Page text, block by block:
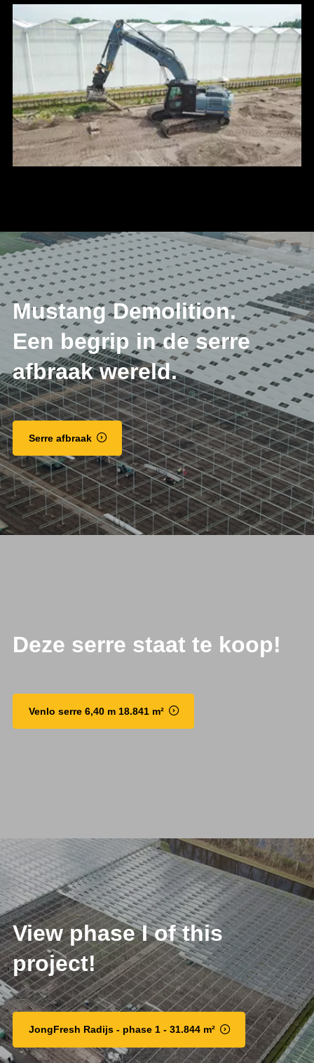
Mustang Demolition.
Een begrip in de serre
afbraak wereld.
Serre afbraak
Deze serre staat te koop!
Venlo serre 6,40 m 18.841 m²
View phase I of this
project!
JongFresh Radijs - phase 1 - 31.844 m²